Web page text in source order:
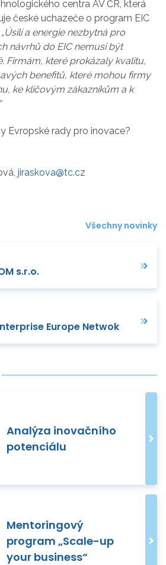
centra AV ČR, která
české uchazeče o program EIC
„Úsilí a energie nezbytná pro
návrhů do EIC nemusí být
Firmám, které prokázaly kvalitu,
benefitů, které mohou firmy
ke klíčovým zákazníkům a k
Evropské rady pro inovace?
jiraskova@tc.cz
Všechny novinky
s.r.o.
Europe Netwok
Analýza inovačního
potenciálu
Mentoringový
program „Scale-up
your business“